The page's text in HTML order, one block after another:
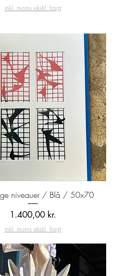
inkl. moms ekskl. fragt
Hurtigvisning
niveauer / Blå / 50x70
Pris
1.400,00 kr.
inkl. moms ekskl. fragt